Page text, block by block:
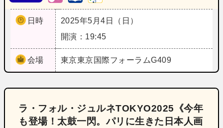
日時
2025年5月4日（日）
開演：19:45
会場 東京東京国際フォーラムG409
ラ・フォル・ジュルネTOKYO2025《今年
も登場！太鼓一閃。パリに生きた日本人画